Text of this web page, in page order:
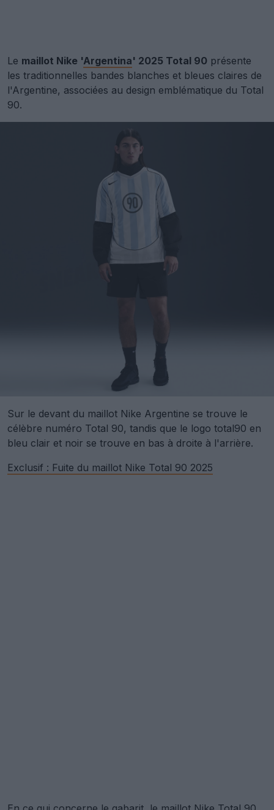
Le maillot Nike 'Argentina' 2025 Total 90 présente
les traditionnelles bandes blanches et bleues claires de
l'Argentine, associées au design emblématique du Total
90.
Sur le devant du maillot Nike Argentine se trouve le
célèbre numéro Total 90, tandis que le logo total90 en
bleu clair et noir se trouve en bas à droite à l'arrière.
Exclusif : Fuite du maillot Nike Total 90 2025